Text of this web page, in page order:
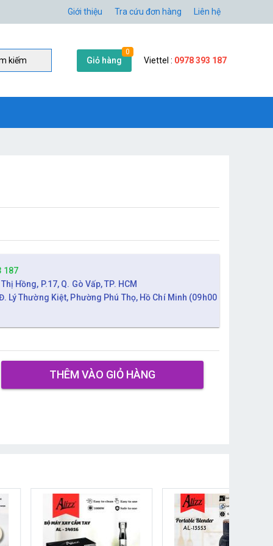
Giới thiệu Tra cứu đơn hàng Liên hệ
kiếm Giỏ hàng
0
Viettel : 0978 393 187
187
Hồng, P.17, Q. Gò Vấp, TP. HCM
Lý Thường Kiệt, Phường Phú Thọ, Hồ Chí Minh (09h00
THÊM VÀO GIỎ HÀNG